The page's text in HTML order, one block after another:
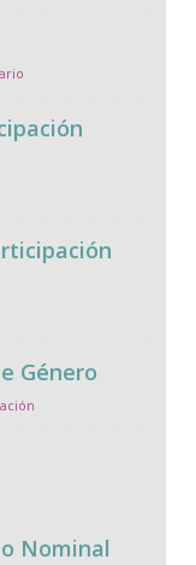
Género
Nominal